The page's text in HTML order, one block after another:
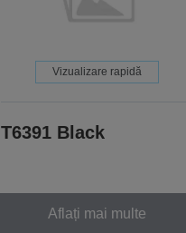
Vizualizare rapidă
T6391 Black
Aflați mai multe